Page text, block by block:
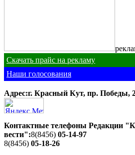
Скачать прайс на рекламу
Наши голосования
Адрес:г. Красный Кут, пр. Победы,
Контактные телефоны Редакции
вести":8(8456) 05-14-97
8(8456) 05-18-26